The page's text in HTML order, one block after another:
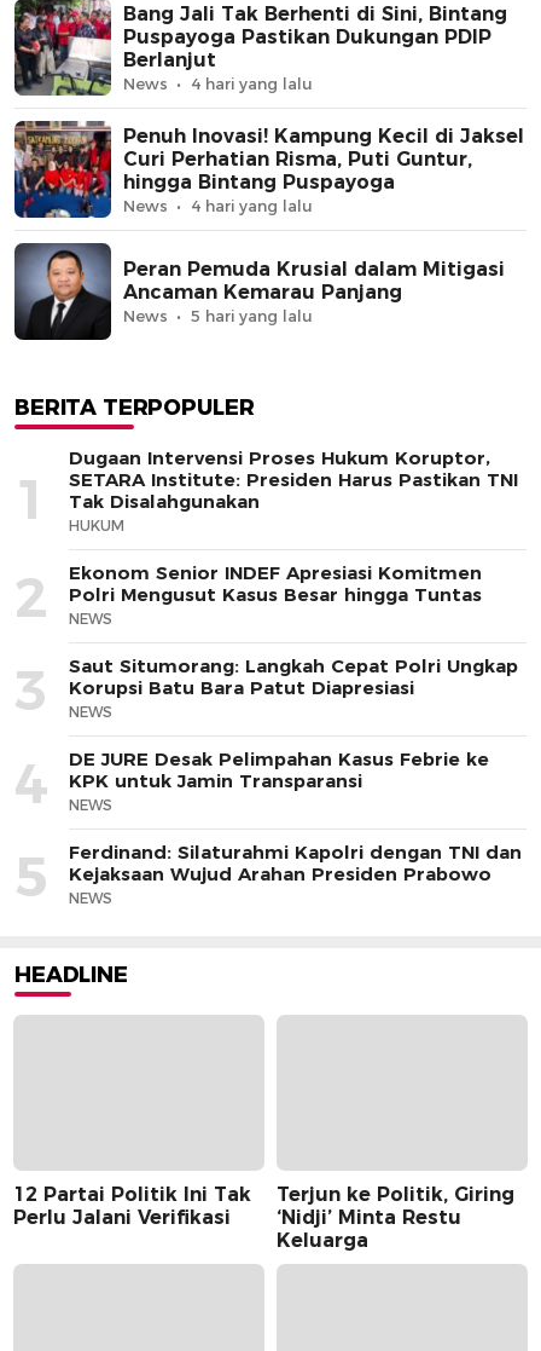
Bang Jali Tak Berhenti di Sini, Bintang
Puspayoga Pastikan Dukungan PDIP
Berlanjut
News 4 hari yang lalu
Penuh Inovasi! Kampung Kecil di Jaksel
Curi Perhatian Risma, Puti Guntur,
hingga Bintang Puspayoga
News 4 hari yang lalu
Peran Pemuda Krusial dalam Mitigasi
Ancaman Kemarau Panjang
News 5 hari yang lalu
BERITA TERPOPULER
1
Dugaan Intervensi Proses Hukum Koruptor,
SETARA Institute: Presiden Harus Pastikan TNI
Tak Disalahgunakan
HUKUM
2
Ekonom Senior INDEF Apresiasi Komitmen
Polri Mengusut Kasus Besar hingga Tuntas
NEWS
3
Saut Situmorang: Langkah Cepat Polri Ungkap
Korupsi Batu Bara Patut Diapresiasi
NEWS
4
DE JURE Desak Pelimpahan Kasus Febrie ke
KPK untuk Jamin Transparansi
NEWS
5
Ferdinand: Silaturahmi Kapolri dengan TNI dan
Kejaksaan Wujud Arahan Presiden Prabowo
NEWS
HEADLINE
12 Partai Politik Ini Tak
Perlu Jalani Verifikasi
Terjun ke Politik, Giring
‘Nidji’ Minta Restu
Keluarga